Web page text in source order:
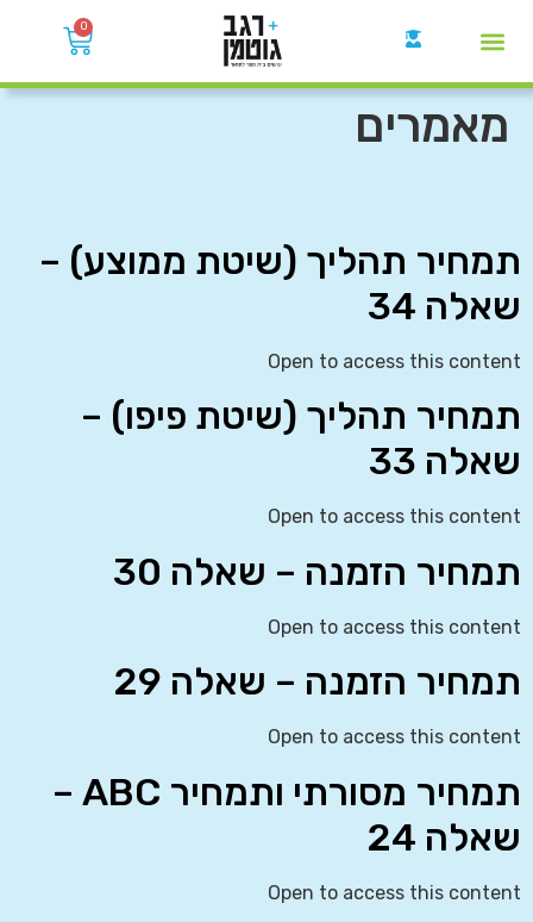
0
מאמרים
תמחיר תהליך (שיטת ממוצע) –
שאלה 34
Open to access this content
תמחיר תהליך (שיטת פיפו) –
שאלה 33
Open to access this content
תמחיר הזמנה – שאלה 30
Open to access this content
תמחיר הזמנה – שאלה 29
Open to access this content
תמחיר מסורתי ותמחיר ABC –
שאלה 24
Open to access this content